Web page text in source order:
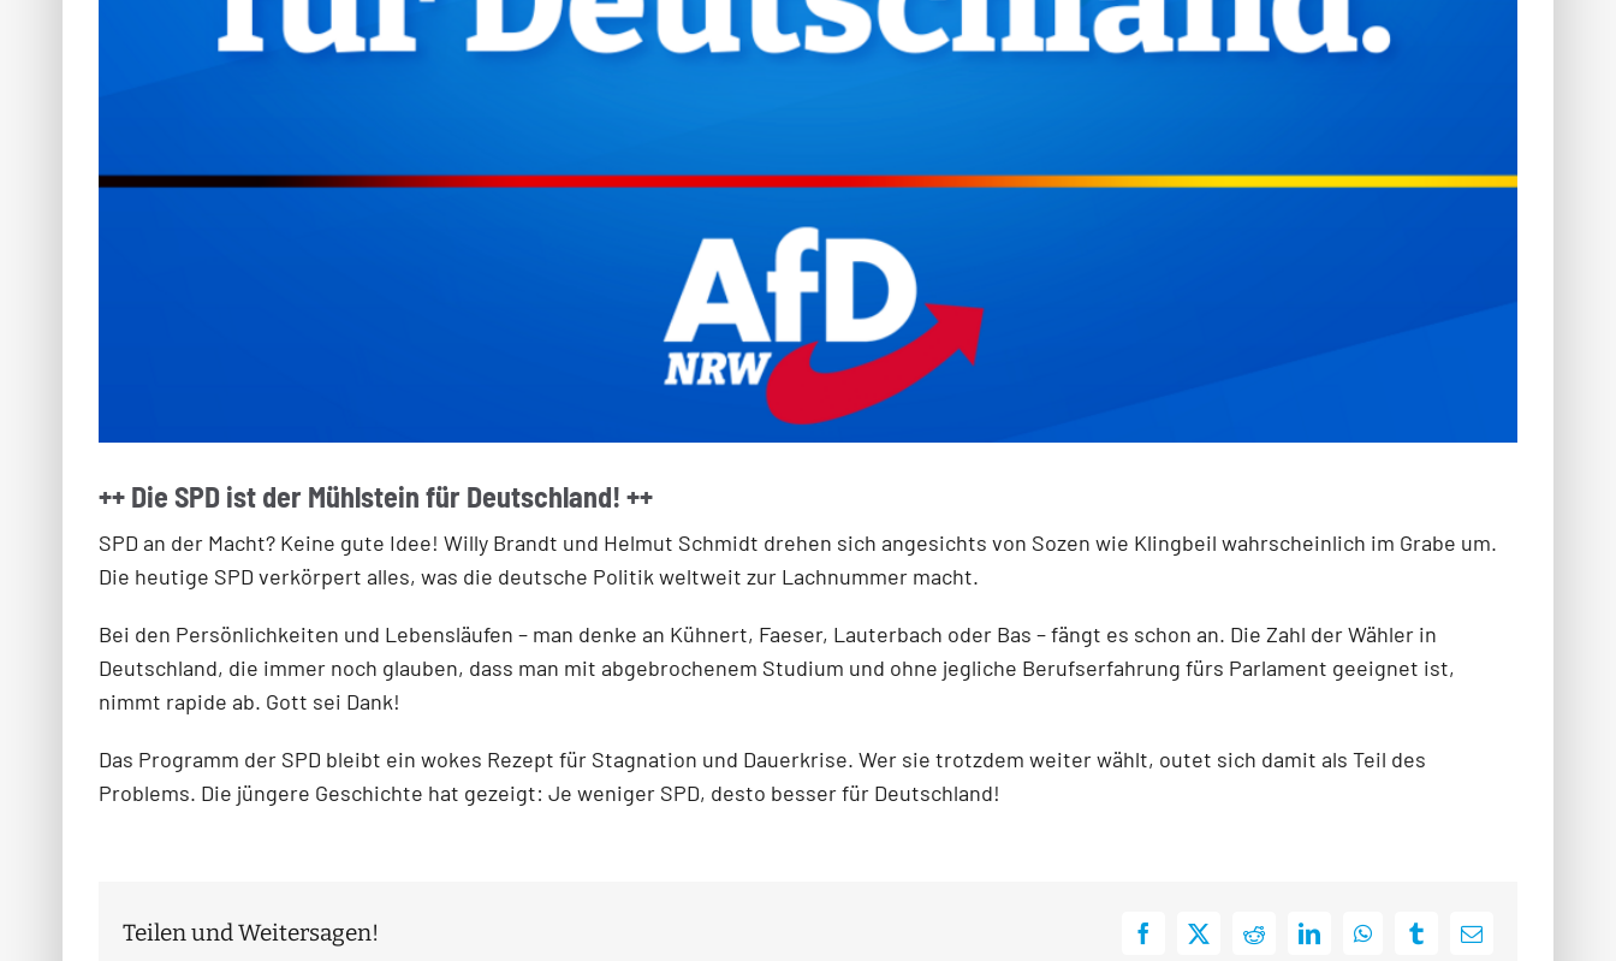
++ Die SPD ist der Mühlstein für Deutschland! ++
SPD an der Macht? Keine gute Idee! Willy Brandt und Helmut Schmidt drehen sich angesichts von Sozen wie Klingbeil wahrscheinlich im Grabe um.
Die heutige SPD verkörpert alles, was die deutsche Politik weltweit zur Lachnummer macht.
Bei den Persönlichkeiten und Lebensläufen – man denke an Kühnert, Faeser, Lauterbach oder Bas – fängt es schon an. Die Zahl der Wähler in
Deutschland, die immer noch glauben, dass man mit abgebrochenem Studium und ohne jegliche Berufserfahrung fürs Parlament geeignet ist,
nimmt rapide ab. Gott sei Dank!
Das Programm der SPD bleibt ein wokes Rezept für Stagnation und Dauerkrise. Wer sie trotzdem weiter wählt, outet sich damit als Teil des
Problems. Die jüngere Geschichte hat gezeigt: Je weniger SPD, desto besser für Deutschland!
Teilen und Weitersagen! Facebook
X RedditLinkedInWhatsAppTumblrE-